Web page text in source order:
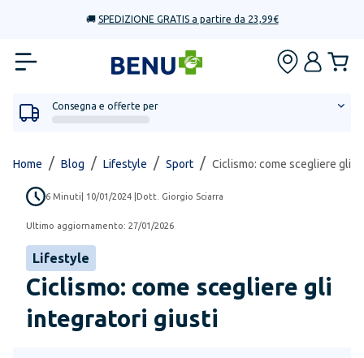
🚚 SPEDIZIONE GRATIS a partire da 23,99€
Consegna e offerte per
Home / Blog / Lifestyle / Sport / Ciclismo: come scegliere gli
6 Minuti 10/01/2024 Dott. Giorgio Sciarra
Ultimo aggiornamento: 27/01/2026
Lifestyle
Ciclismo: come scegliere gli
integratori giusti